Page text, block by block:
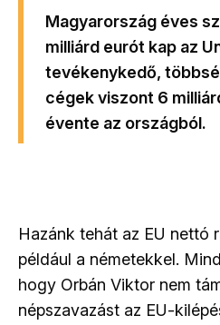
Magyarország éves
milliárd eurót kap az
tevékenykedő,
cégek viszont 6
évente az országból.
Hazánk tehát az EU nettó
például a németekkel.
hogy Orbán Viktor nem
népszavazást az EU-